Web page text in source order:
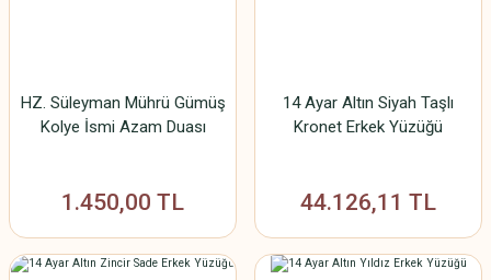
HZ. Süleyman Mührü Gümüş
Kolye İsmi Azam Duası
1.450,00 TL
14 Ayar Altın Siyah Taşlı
Kronet Erkek Yüzüğü
44.126,11 TL